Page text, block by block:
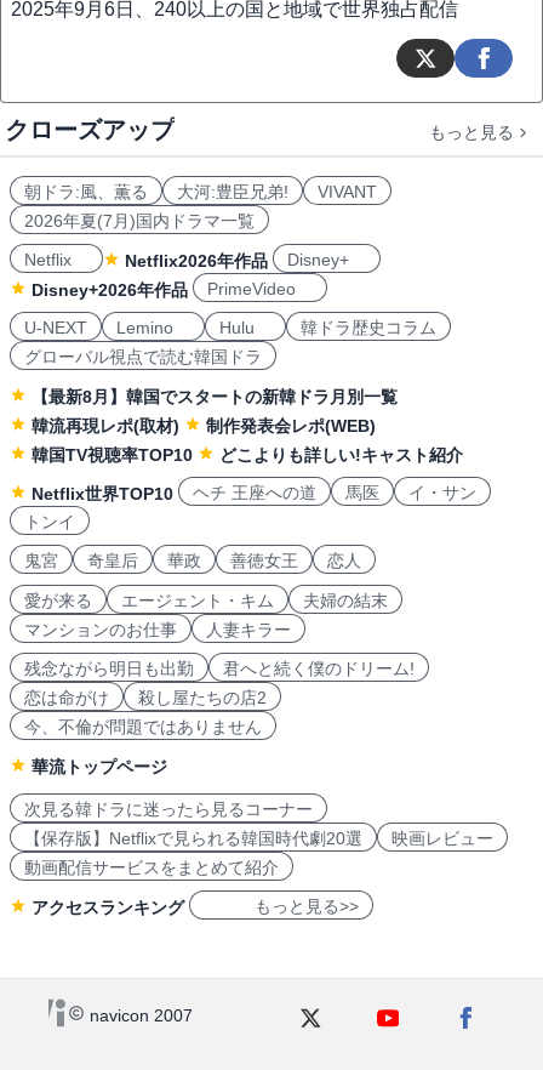
2025年9月6日、240以上の国と地域で世界独占配信
クローズアップ もっと見る
朝ドラ:風、薫る 大河:豊臣兄弟!
VIVANT
2026年夏(7月)国内ドラマ一覧
Netflix
Netflix2026年作品
Disney+
Disney+2026年作品
PrimeVideo
U-NEXT
Lemino Hulu
韓ドラ歴史コラム
グローバル視点で読む韓国ドラ
【最新8月】韓国でスタートの新韓ドラ月別一覧
韓流再現レポ(取材)
制作発表会レポ(WEB)
韓国TV視聴率TOP10
どこよりも詳しい!キャスト紹介
Netflix世界TOP10
ヘチ 王座への道 馬医
イ・サン
トンイ
鬼宮
奇皇后 華政 善徳女王 恋人
愛が来る エージェント・キム
夫婦の結末
マンションのお仕事
人妻キラー
残念ながら明日も出勤
君へと続く僕のドリーム!
恋は命がけ
殺し屋たちの店2
今、不倫が問題ではありません
華流トップページ
次見る韓ドラに迷ったら見るコーナー
【保存版】Netflixで見られる韓国時代劇20選
映画レビュー
動画配信サービスをまとめて紹介
アクセスランキング もっと見る>>
navicon 2007